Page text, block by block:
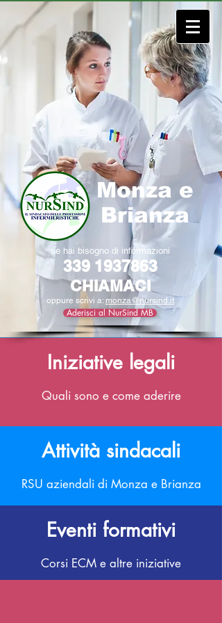
Iniziative legali
Quali sono e come aderire
Attività sindacali
RSU aziendali di Monza e Brianza
Eventi formativi
Corsi ECM e altre iniziative
Monza e
Brianza
se hai bisogno di informazioni
339 1937863
CHIAMACI
oppure scrivi a: monza@nursind.it
Aderisci al NurSind MB